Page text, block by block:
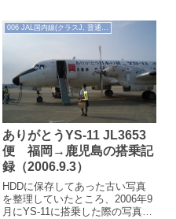
ありがとうYS-11 JL3653
便 福岡→鹿児島の搭乗記
録（2006.9.3）
HDDに保存してあった古い写真
を整理していたところ、2006年9
月にYS-11に搭乗した際の写真が